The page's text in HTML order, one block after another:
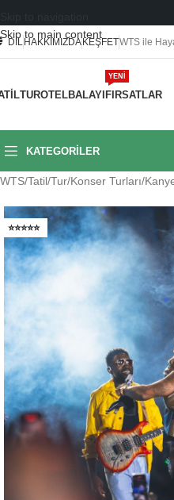
Skip to main content
DIL HAKKIMIZDAKEŞFETWTS ile
TUROTELBALAYIFIRSATLAR
YENI
KATEGORILER
WTS/Tatil/Tur/Konser Turları/
⭐⭐⭐⭐⭐